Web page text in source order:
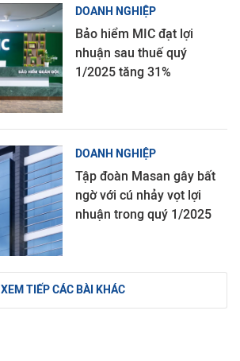
DOANH NGHIỆP
Bảo hiểm MIC đạt lợi
nhuận sau thuế quý
1/2025 tăng 31%
DOANH NGHIỆP
Tập đoàn Masan gây bất
ngờ với cú nhảy vọt lợi
nhuận trong quý 1/2025
XEM TIẾP CÁC BÀI KHÁC